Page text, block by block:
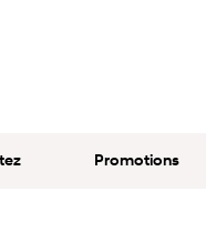
Promotions